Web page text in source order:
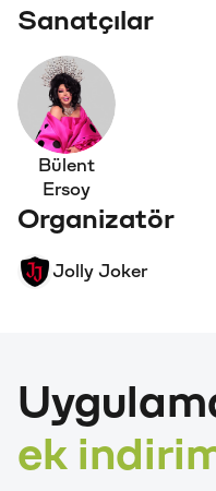
Sanatçılar
Bülent
Ersoy
Organizatör
Jolly Joker
ek